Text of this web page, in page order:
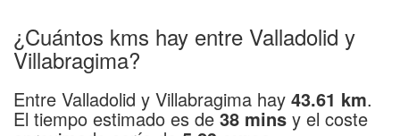
¿Cuántos kms hay entre Valladolid y
Villabragima?
Entre Valladolid y Villabragima hay 43.61 km.
El tiempo estimado es de38 mins y el coste